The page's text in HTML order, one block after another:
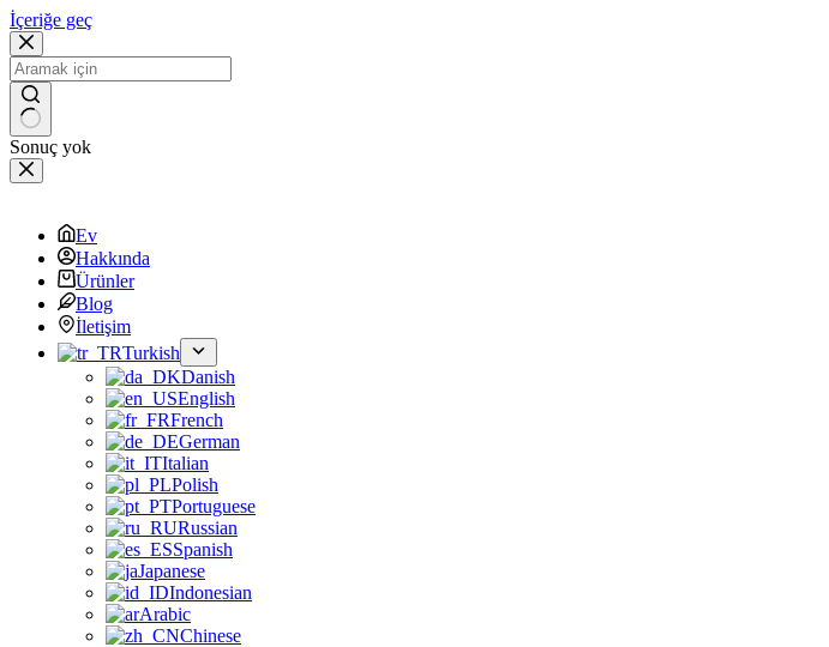
İçeriğe geç
Sonuç yok
Ev
Hakkında
Ürünler
Blog
İletişim
Turkish
Danish
English
French
German
Italian
Polish
Portuguese
Russian
Spanish
Japanese
Indonesian
Arabic
Chinese